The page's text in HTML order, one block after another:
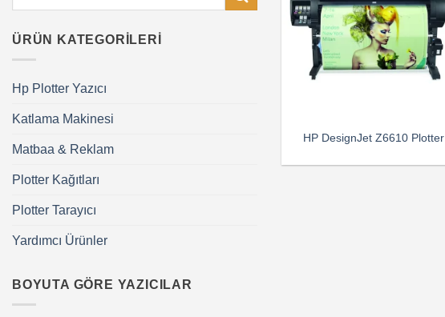
ÜRÜN KATEGORILERI
Hp Plotter Yazıcı
Katlama Makinesi
Matbaa & Reklam
Plotter Kağıtları
Plotter Tarayıcı
Yardımcı Ürünler
BOYUTA GÖRE YAZICILAR
HP DesignJet Z6610 Plotter